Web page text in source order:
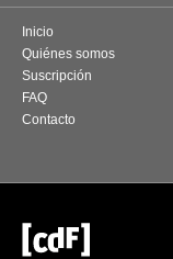
Inicio
Quiénes somos
Suscripción
FAQ
Contacto